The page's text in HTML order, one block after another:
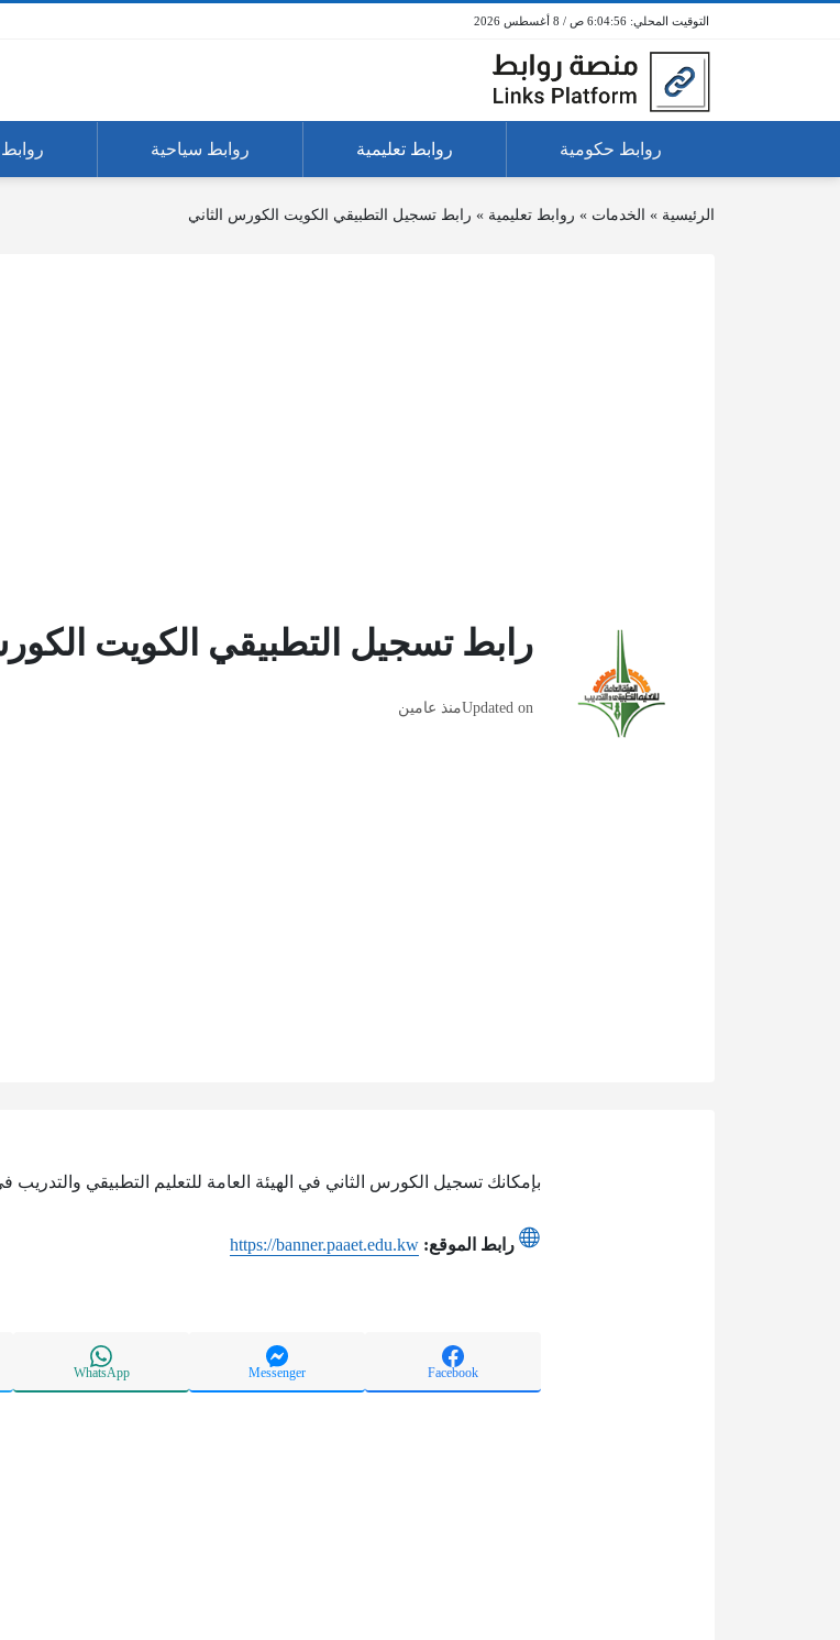
6:04:56 ص / 8 أغسطس 2026
روابط حكومية روابط تعليمية روابط سياحية
الرئيسية » الخدمات » روابط تعليمية » رابط تسجيل التطبيقي الكويت الكورس الثاني
رابط تسجيل التطبيقي الكويت
Updated onمنذ عامين
بإمكانك تسجيل الكورس الثاني في الهيئة العامة للتعليم التطبيقي والتدريب
رابط الموقع: https://banner.paaet.edu.kw
Facebook
Messenger
WhatsApp